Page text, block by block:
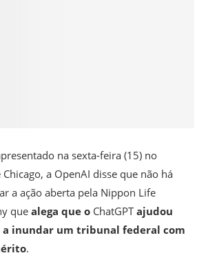
na sexta-feira (15) no
a OpenAI disse que não há
a ação aberta pela Nippon Life
que alega que o ChatGPTajudou
inundar um tribunal federal com
.